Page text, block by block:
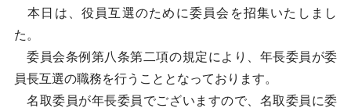
本日は、役員互選のために委員会を招集いたしまし
た。
委員会条例第八条第二項の規定により、年長委員が委
員長互選の職務を行うこととなっております。
名取委員が年長委員でございますので、名取委員に委